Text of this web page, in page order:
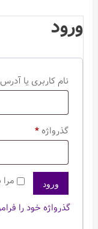
ورود
نام کاربری یا
گذرواژه *الزامی
ورود
گذرواژه خود را